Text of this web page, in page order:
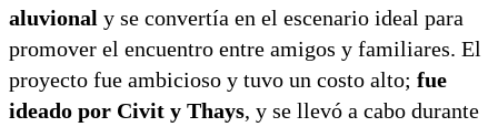
aluvional y se convertía en el escenario ideal para
promover el encuentro entre amigos y familiares. El
proyecto fue ambicioso y tuvo un costo alto; fue
ideado por Civit y Thays, y se llevó a cabo durante